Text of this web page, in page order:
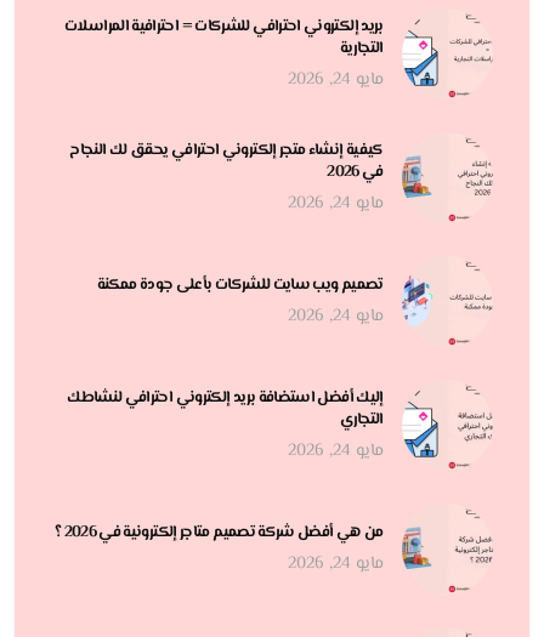
بريد إلكتروني احترافي للشركات = احترافية المراسلات
التجارية
مايو 24, 2026
كيفية إنشاء متجر إلكتروني احترافي يحقق لك النجاح
في 2026
مايو 24, 2026
تصميم ويب سايت للشركات بأعلى جودة ممكنة
مايو 24, 2026
إليك أفضل استضافة بريد إلكتروني احترافي لنشاطك
التجاري
مايو 24, 2026
من هي أفضل شركة تصميم متاجر إلكترونية في 2026 ؟
مايو 24, 2026